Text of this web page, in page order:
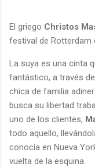
El griego Christos
festival de Rotterdam
La suya es una cinta
fantástico, a través
chica de familia
busca su libertad
uno de los clientes,
todo aquello,
conocía en Nueva
vuelta de la esquina.